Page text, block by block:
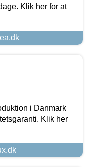
Klik her for at
i Danmark
Klik her